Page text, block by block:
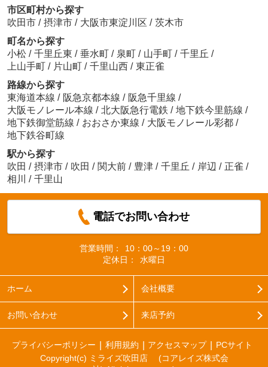
市区町村から探す
吹田市 / 摂津市 / 大阪市東淀川区 / 茨木市
町名から探す
小松 / 千里丘東 / 垂水町 / 泉町 / 山手町 / 千里丘 /
上山手町 / 片山町 / 千里山西 / 東正雀
路線から探す
東海道本線 / 阪急京都本線 / 阪急千里線 /
大阪モノレール本線 / 北大阪急行電鉄 / 地下鉄今里筋線 /
地下鉄御堂筋線 / おおさか東線 / 大阪モノレール彩都 /
地下鉄谷町線
駅から探す
吹田 / 摂津市 / 吹田 / 関大前 / 豊津 / 千里丘 / 岸辺 / 正雀 /
相川
/ 千里山
電話でお問い合わせ
営業時間：
10：00～19：00
定休日：
水曜日
ホーム 会社概要
お問い合わせ 来店予約
プライバシーポリシー 利用規約 アクセスマップ
PCサイト
Copyright(c) ミライズ吹田店 (コアレイズ株式会